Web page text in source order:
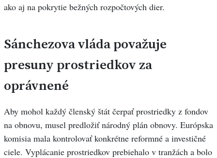
ako aj na pokrytie bežných rozpočtových dier.
Sánchezova vláda považuje
presuny prostriedkov za
oprávnené
Aby mohol každý členský štát čerpať prostriedky z fondov
na obnovu, musel predložiť národný plán obnovy. Európska
komisia mala kontrolovať konkrétne reformné a investičné
ciele. Vyplácanie prostriedkov prebiehalo v tranžách a bolo